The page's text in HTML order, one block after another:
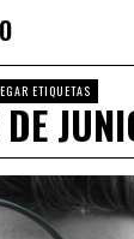
ETIQUETAS